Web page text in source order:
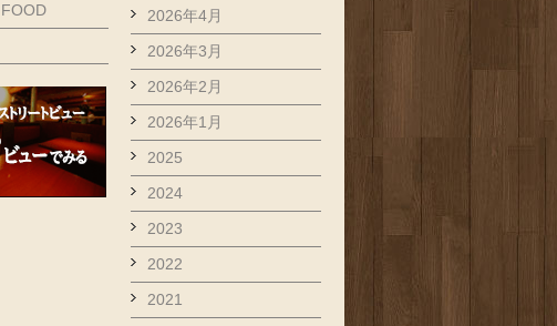
2026年4月
2026年3月
2026年2月
2026年1月
2025
2024
2023
2022
2021